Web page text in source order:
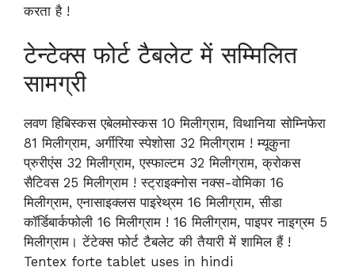
करता है !
टेन्टेक्स फोर्ट टैबलेट में सम्मिलित
सामग्री
लवण हिबिस्कस एबेलमोस्कस 10 मिलीग्राम, विथानिया सोम्निफेरा
81 मिलीग्राम, अर्गीरिया स्पेशोसा 32 मिलीग्राम ! म्यूकुना
प्रुरीएंस 32 मिलीग्राम, एस्फाल्टम 32 मिलीग्राम, क्रोकस
सैटिवस 25 मिलीग्राम ! स्ट्राइक्नोस नक्स-वोमिका 16
मिलीग्राम, एनासाइक्लस पाइरेथ्रम 16 मिलीग्राम, सीडा
कॉर्डिबार्कफोली 16 मिलीग्राम ! 16 मिलीग्राम, पाइपर नाइग्रम 5
मिलीग्राम। टेंटेक्स फोर्ट टैबलेट की तैयारी में शामिल हैं !
Tentex forte tablet uses in hindi